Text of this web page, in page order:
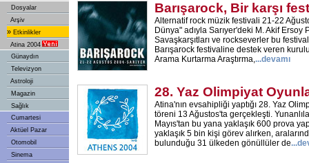
Dosyalar
Arşiv
» Etkinlikler
Atina 2004
Günaydın
Televizyon
Astroloji
Magazin
Sağlık
Cumartesi
Aktüel Pazar
Otomobil
Sinema
Barışarock, Bir karşı
Alternatif rock müzik festivali 21-22
Dünya" adıyla Sarıyer'deki M. Akif Ersoy
Savaşkarşıtları ve rockseverler bu
Barışarock festivaline destek veren
Arama Kurtarma Araştırma,...devamı
28. Yaz Olimpiyat
Atina'nın evsahipliği yaptığı 28. Yaz
töreni 13 Ağustos'ta gerçekleşti.
Mayıs'tan bu yana yaklaşık 600 prova
yaklaşık 5 bin kişi görev alırken,
bulunduğu 31 ülkeden gönüllüler de